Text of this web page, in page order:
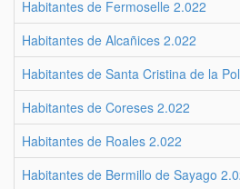
Habitantes de Fermoselle 2.022
Habitantes de Alcañices 2.022
Habitantes de Santa Cristina de la
Habitantes de Coreses 2.022
Habitantes de Roales 2.022
Habitantes de Bermillo de Sayago